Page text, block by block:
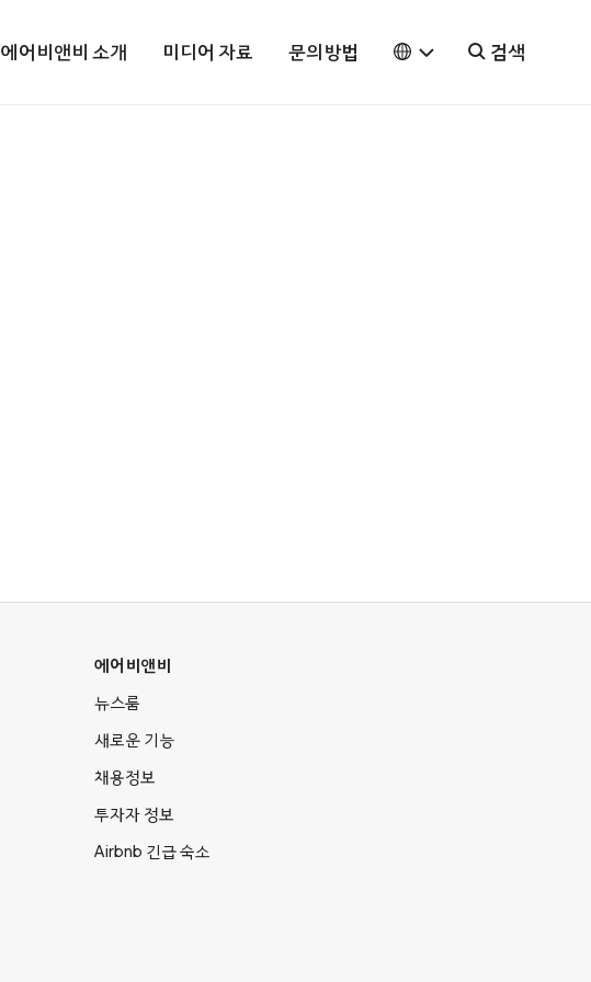
에어비앤비 소개 미디어 자료 문의방법 검색
에어비앤비
뉴스룸
새로운 기능
채용정보
투자자 정보
Airbnb 긴급 숙소